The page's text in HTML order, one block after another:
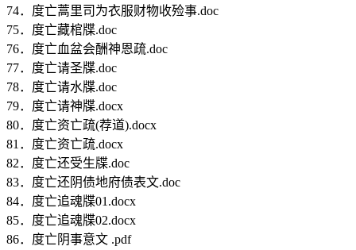
74．度亡蒿里司为衣服财物收殓事.doc
75．度亡藏棺牒.doc
76．度亡血盆会酬神恩疏.doc
77．度亡请圣牒.doc
78．度亡请水牒.doc
79．度亡请神牒.docx
80．度亡资亡疏(荐道).docx
81．度亡资亡疏.docx
82．度亡还受生牒.doc
83．度亡还阴债地府债表文.doc
84．度亡追魂牒01.docx
85．度亡追魂牒02.docx
86．度亡阴事意文 .pdf